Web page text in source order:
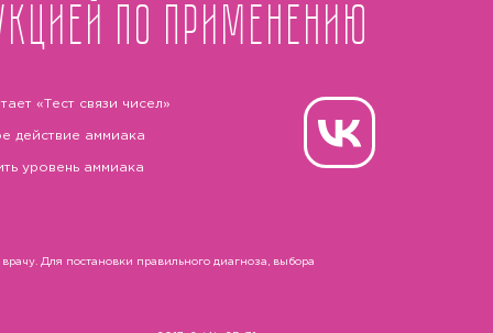
по применению
«Тест связи чисел»
действие аммиака
уровень аммиака
Для постановки правильного диагноза, выбора